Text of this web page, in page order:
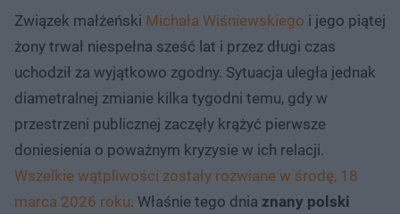
Związek małżeński Michała Wiśniewskiego i jego piątej
żony trwał niespełna sześć lat i przez długi czas
uchodził za wyjątkowo zgodny. Sytuacja uległa jednak
diametralnej zmianie kilka tygodni temu, gdy w
przestrzeni publicznej zaczęły krążyć pierwsze
doniesienia o poważnym kryzysie w ich relacji.
Wszelkie wątpliwości zostały rozwiane w środę, 18
marca 2026 roku. Właśnie tego dnia znany polski